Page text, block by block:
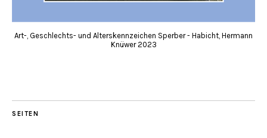
Art-, Geschlechts- und Alterskennzeichen Sperber - Habicht, Hermann
Knüwer 2023
SEITEN